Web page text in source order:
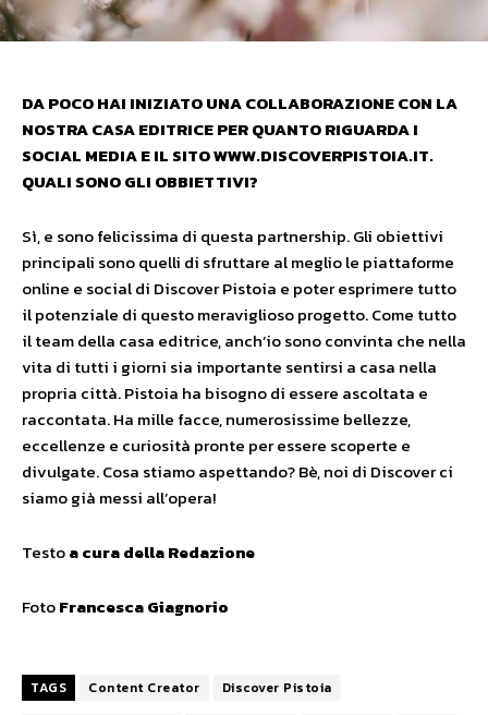
DA POCO HAI INIZIATO UNA COLLABORAZIONE CON LA
NOSTRA CASA EDITRICE PER QUANTO RIGUARDA I
SOCIAL MEDIA E IL SITO WWW.DISCOVERPISTOIA.IT.
QUALI SONO GLI OBBIETTIVI?
Sì, e sono felicissima di questa partnership. Gli obiettivi
principali sono quelli di sfruttare al meglio le piattaforme
online e social di Discover Pistoia e poter esprimere tutto
il potenziale di questo meraviglioso progetto. Come tutto
il team della casa editrice, anch’io sono convinta che nella
vita di tutti i giorni sia importante sentirsi a casa nella
propria città. Pistoia ha bisogno di essere ascoltata e
raccontata. Ha mille facce, numerosissime bellezze,
eccellenze e curiosità pronte per essere scoperte e
divulgate. Cosa stiamo aspettando? Bè, noi di Discover ci
siamo già messi all’opera!
Testoa cura della Redazione
FotoFrancesca Giagnorio
TAGS Content Creator
Discover Pistoia